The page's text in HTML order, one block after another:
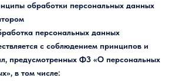
обработки персональных данных
персональных данных
с соблюдением принципов и
предусмотренных ФЗ «О персональных
в том числе: